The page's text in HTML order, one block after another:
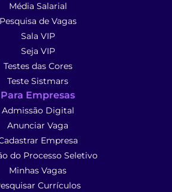
Média Salarial
Pesquisa de Vagas
Sala VIP
Seja VIP
Testes das Cores
Teste Sistmars
Para Empresas
Admissão Digital
Anunciar Vaga
Empresa
do Processo Seletivo
Minhas Vagas
Currículos